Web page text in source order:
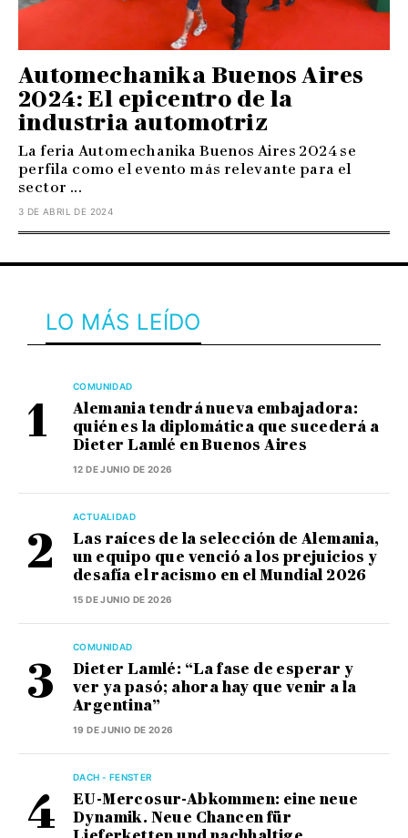
Automechanika Buenos Aires
2024: El epicentro de la
industria automotriz
La feria Automechanika Buenos Aires 2024 se
perfila como el evento más relevante para el
sector ...
3 DE ABRIL DE 2024
LO MÁS LEÍDO
COMUNIDAD
Alemania tendrá nueva embajadora:
quién es la diplomática que sucederá a
Dieter Lamlé en Buenos Aires
12 DE JUNIO DE 2026
ACTUALIDAD
Las raíces de la selección de Alemania,
un equipo que venció a los prejuicios y
desafía el racismo en el Mundial 2026
15 DE JUNIO DE 2026
COMUNIDAD
Dieter Lamlé: “La fase de esperar y
ver ya pasó; ahora hay que venir a la
Argentina”
19 DE JUNIO DE 2026
DACH - FENSTER
EU-Mercosur-Abkommen: eine neue
Dynamik. Neue Chancen für